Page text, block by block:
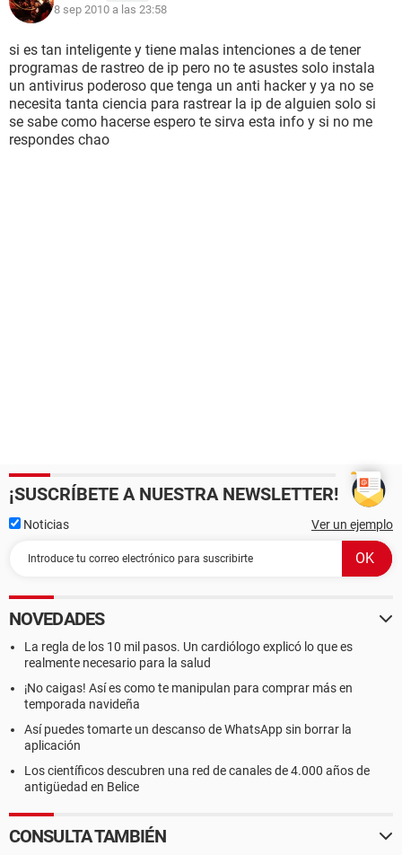
8 sep 2010 a las 23:58
si es tan inteligente y tiene malas intenciones a de tener
programas de rastreo de ip pero no te asustes solo instala
un antivirus poderoso que tenga un anti hacker y ya no se
necesita tanta ciencia para rastrear la ip de alguien solo si
se sabe como hacerse espero te sirva esta info y si no me
respondes chao
¡SUSCRÍBETE A NUESTRA NEWSLETTER!
Noticias Ver un ejemplo
NOVEDADES
La regla de los 10 mil pasos. Un cardiólogo explicó lo que es
realmente necesario para la salud
¡No caigas! Así es como te manipulan para comprar más en
temporada navideña
Así puedes tomarte un descanso de WhatsApp sin borrar la
aplicación
Los científicos descubren una red de canales de 4.000 años de
antigüedad en Belice
CONSULTA TAMBIÉN